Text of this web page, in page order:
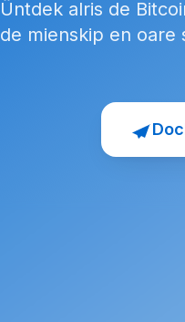
Ûntdek alris de
de mienskip en